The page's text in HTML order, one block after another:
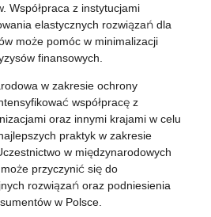
Współpraca z instytucjami
elastycznych rozwiązań dla
może pomóc w minimalizacji
finansowych.
w zakresie ochrony
współpracę z
oraz innymi krajami w celu
praktyk w zakresie
w międzynarodowych
przyczynić się do
rozwiązań oraz podniesienia
w Polsce.